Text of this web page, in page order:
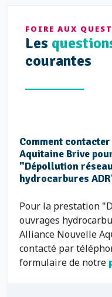
FOIRE AUX
Les
courantes
Comment
Aquitaine Brive
"Dépollution
hydrocarbures
Pour la prestation
ouvrages
Alliance Nouvelle
contacté par
formulaire de notre